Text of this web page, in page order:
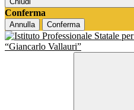
Conferma
Annulla Conferma